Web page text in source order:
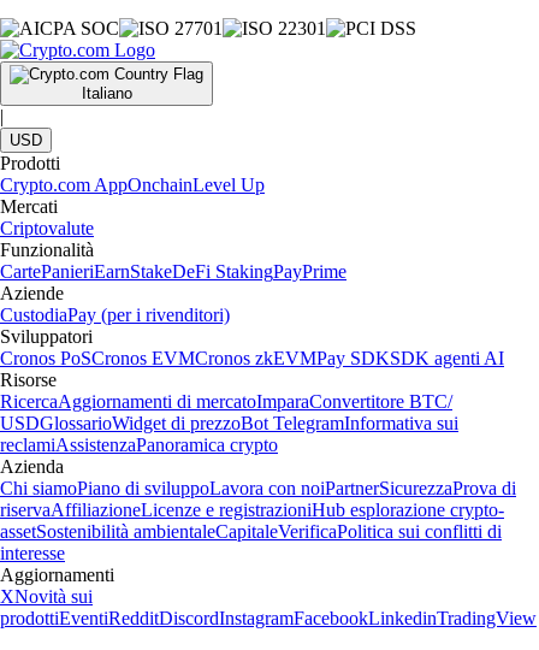
Italiano
|
USD
Prodotti
Crypto.com AppOnchainLevel Up
Mercati
Criptovalute
Funzionalità
CartePanieriEarnStakeDeFi StakingPayPrime
Aziende
CustodiaPay (per i rivenditori)
Sviluppatori
Cronos PoSCronos EVMCronos zkEVMPay SDKSDK agenti AI
Risorse
RicercaAggiornamenti di mercatoImparaConvertitore BTC/
USDGlossarioWidget di prezzoBot TelegramInformativa sui
reclamiAssistenzaPanoramica crypto
Azienda
Chi siamoPiano di sviluppoLavora con noiPartnerSicurezzaProva di
riservaAffiliazioneLicenze e registrazioniHub esplorazione crypto-
assetSostenibilità ambientaleCapitaleVerificaPolitica sui conflitti di
interesse
Aggiornamenti
XNovità sui
prodottiEventiRedditDiscordInstagramFacebookLinkedinTradingView